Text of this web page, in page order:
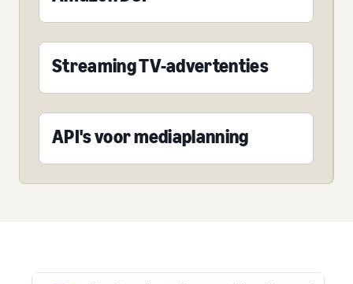
Streaming TV-advertenties
API's voor mediaplanning